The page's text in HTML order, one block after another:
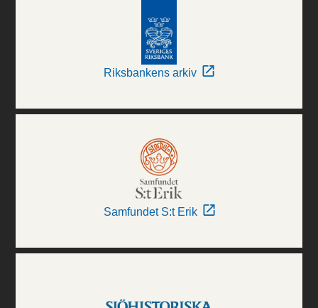
Riksbankens arkiv
Samfundet S:t Erik